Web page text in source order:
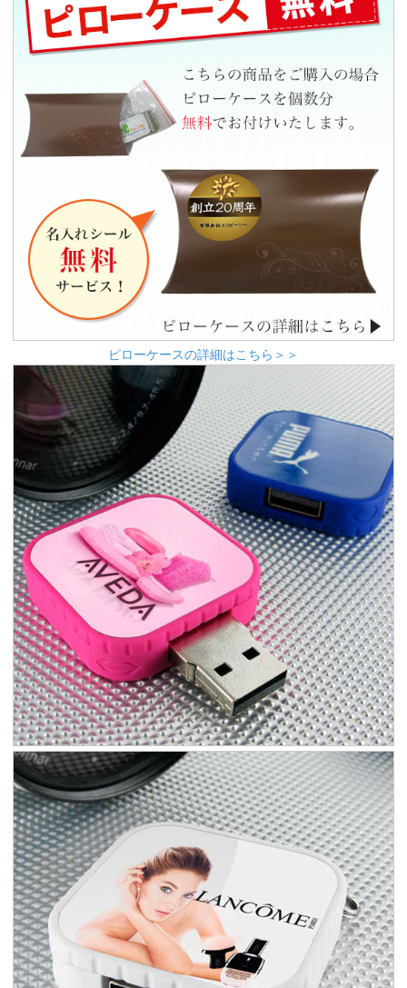
ピローケースの詳細はこちら＞＞